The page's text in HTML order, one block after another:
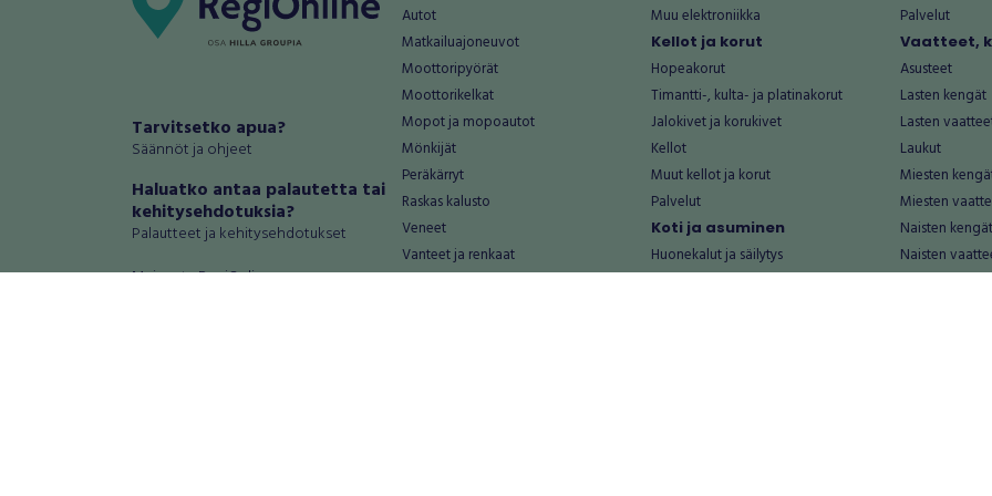
Tarvitsetko apua?
Säännöt ja ohjeet
Haluatko antaa palautetta tai
kehitysehdotuksia?
Palautteet ja kehitysehdotukset
Mainosta RegiOnlinessa
Autot
Matkailuajoneuvot
Moottoripyörät
Moottorikelkat
Mopot ja mopoautot
Mönkijät
Peräkärryt
Raskas kalusto
Veneet
Vanteet ja renkaat
Muu elektroniikka
Kellot ja korut
Hopeakorut
Timantti-, kulta- ja platinakorut
Jalokivet ja korukivet
Kellot
Muut kellot ja korut
Palvelut
Koti ja asuminen
Huonekalut ja säilytys
Palvelut
Vaatteet,
Asusteet
Lasten kengät
Lasten
Laukut
Miesten
Miesten
Naisten kengät
Naisten